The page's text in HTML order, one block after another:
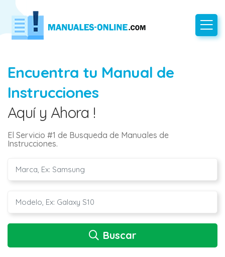
Encuentra tu Manual de
Instrucciones
Aquí y Ahora !
El Servicio #1 de Busqueda de Manuales de
Instrucciones.
Buscar